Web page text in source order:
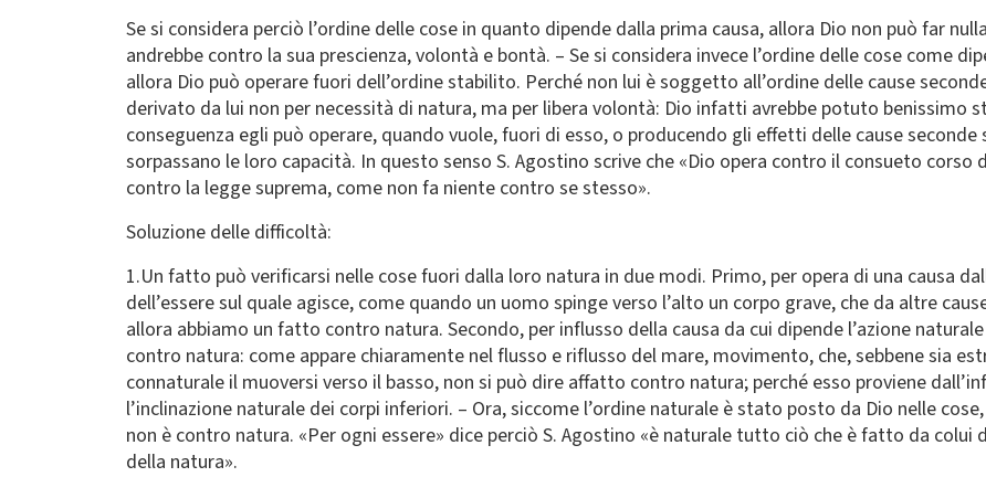
Se si considera perciò l’ordine delle cose in quanto dipende dalla prima causa, allora Dio non può far
andrebbe contro la sua prescienza, volontà e bontà. – Se si considera invece l’ordine delle cose come
allora Dio può operare fuori dell’ordine stabilito. Perché non lui è soggetto all’ordine delle cause
derivato da lui non per necessità di natura, ma per libera volontà: Dio infatti avrebbe potuto benissimo
conseguenza egli può operare, quando vuole, fuori di esso, o producendo gli effetti delle cause
sorpassano le loro capacità. In questo senso S. Agostino scrive che «Dio opera contro il consueto
contro la legge suprema, come non fa niente contro se stesso».
Soluzione delle difficoltà:
1.Un fatto può verificarsi nelle cose fuori dalla loro natura in due modi. Primo, per opera di una causa
dell’essere sul quale agisce, come quando un uomo spinge verso l’alto un corpo grave, che da altre
allora abbiamo un fatto contro natura. Secondo, per influsso della causa da cui dipende l’azione
contro natura: come appare chiaramente nel flusso e riflusso del mare, movimento, che, sebbene sia
connaturale il muoversi verso il basso, non si può dire affatto contro natura; perché esso proviene
l’inclinazione naturale dei corpi inferiori. – Ora, siccome l’ordine naturale è stato posto da Dio nelle
non è contro natura. «Per ogni essere» dice perciò S. Agostino «è naturale tutto ciò che è fatto da colui
della natura».